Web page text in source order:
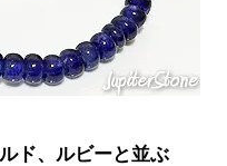
ド、ルビーと並ぶ